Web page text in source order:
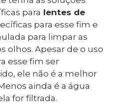
para lentes de
para esse fim e
para limpar as
olhos. Apesar de o uso
esse fim ser
ele não é a melhor
ainda é a água
for filtrada.